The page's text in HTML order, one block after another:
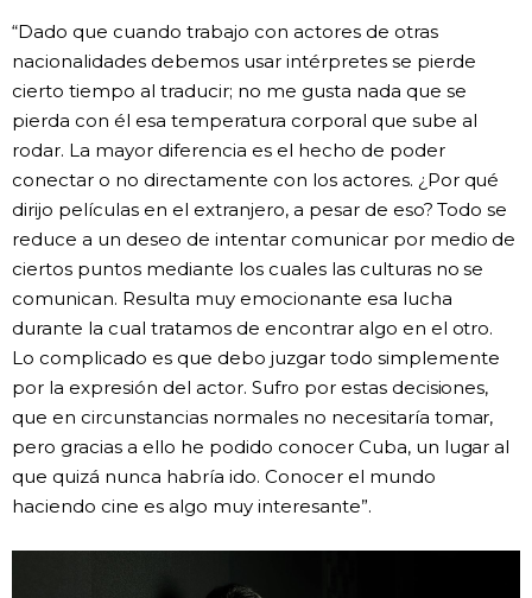
“Dado que cuando trabajo con actores de otras
nacionalidades debemos usar intérpretes se pierde
cierto tiempo al traducir; no me gusta nada que se
pierda con él esa temperatura corporal que sube al
rodar. La mayor diferencia es el hecho de poder
conectar o no directamente con los actores. ¿Por qué
dirijo películas en el extranjero, a pesar de eso? Todo se
reduce a un deseo de intentar comunicar por medio de
ciertos puntos mediante los cuales las culturas no se
comunican. Resulta muy emocionante esa lucha
durante la cual tratamos de encontrar algo en el otro.
Lo complicado es que debo juzgar todo simplemente
por la expresión del actor. Sufro por estas decisiones,
que en circunstancias normales no necesitaría tomar,
pero gracias a ello he podido conocer Cuba, un lugar al
que quizá nunca habría ido. Conocer el mundo
haciendo cine es algo muy interesante”.